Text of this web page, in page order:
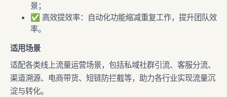
景；
✅ 高效提效率：自动化功能缩减重复工作，提升团队效
率。
适用场景
适配各类线上流量运营场景，包括私域社群引流、客服分流、
渠道溯源、电商带货、短链防拦截等，助力各行业实现流量沉
淀与转化。